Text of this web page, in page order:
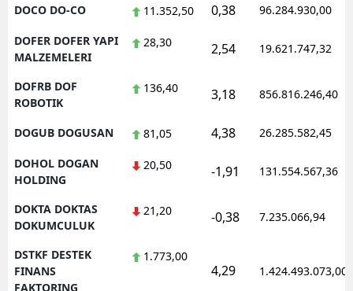
DOCO DO-CO 11.352,50 0,38 96.284.930,00
DOFER DOFER YAPI
MALZEMELERI
28,30 2,54 19.621.747,32
DOFRB DOF
ROBOTIK
136,40 3,18 856.816.246,40
DOGUB DOGUSAN 81,05 4,38 26.285.582,45
DOHOL DOGAN
HOLDING
20,50 -1,91 131.554.567,36
DOKTA DOKTAS
DOKUMCULUK
21,20 -0,38 7.235.066,94
DSTKF DESTEK
FINANS
FAKTORING
1.773,00
4,29 1.424.493.073,00